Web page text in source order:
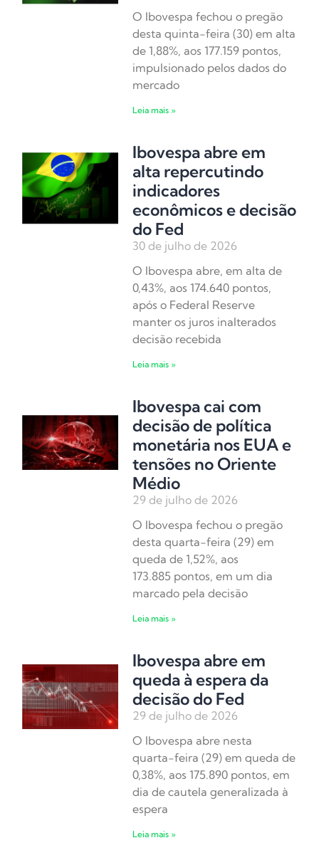
O Ibovespa fechou o pregão
desta quinta-feira (30) em alta
de 1,88%, aos 177.159 pontos,
impulsionado pelos dados do
mercado
Leia mais »
Ibovespa abre em
alta repercutindo
indicadores
econômicos e decisão
do Fed
30 de julho de 2026
O Ibovespa abre, em alta de
0,43%, aos 174.640 pontos,
após o Federal Reserve
manter os juros inalterados
decisão recebida
Leia mais »
Ibovespa cai com
decisão de política
monetária nos EUA e
tensões no Oriente
Médio
29 de julho de 2026
O Ibovespa fechou o pregão
desta quarta-feira (29) em
queda de 1,52%, aos
173.885 pontos, em um dia
marcado pela decisão
Leia mais »
Ibovespa abre em
queda à espera da
decisão do Fed
29 de julho de 2026
O Ibovespa abre nesta
quarta-feira (29) em queda de
0,38%, aos 175.890 pontos, em
dia de cautela generalizada à
espera
Leia mais »